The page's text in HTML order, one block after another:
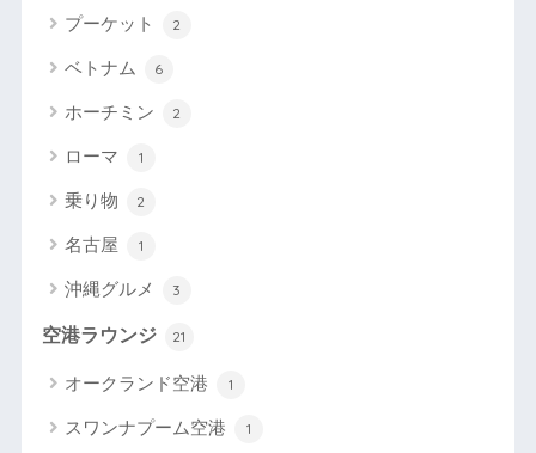
プーケット 2
ベトナム 6
ホーチミン 2
ローマ 1
乗り物 2
名古屋 1
沖縄グルメ 3
空港ラウンジ 21
オークランド空港 1
スワンナプーム空港 1